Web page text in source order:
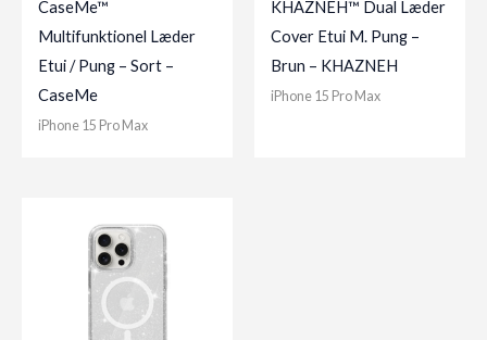
CaseMe™
Multifunktionel Læder
Etui / Pung – Sort –
CaseMe
iPhone 15 Pro Max
KHAZNEH™ Dual Læder
Cover Etui M. Pung –
Brun – KHAZNEH
iPhone 15 Pro Max